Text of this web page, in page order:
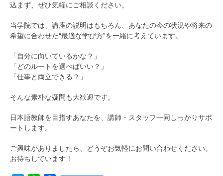
込まず、ぜひ気軽にご相談ください。
当学院では、講座の説明はもちろん、あなたの今の状況や将来の
希望に合わせた“最適な学び方”を一緒に考えています。
「自分に向いているかな？」
「どのルートを選べばいい？」
「仕事と両立できる？」
そんな素朴な疑問も大歓迎です。
日本語教師を目指すあなたを、講師・スタッフ一同しっかりサポ
ートします。
ご興味がありましたら、どうぞお気軽にお問い合わせください。
お待ちしています！